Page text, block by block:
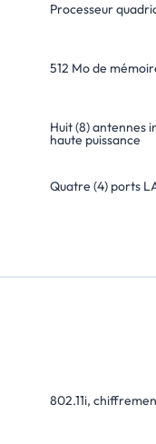
Processeur
512 Mo de
Huit (8) antennes
haute puissance
Quatre (4) ports
802.11i,